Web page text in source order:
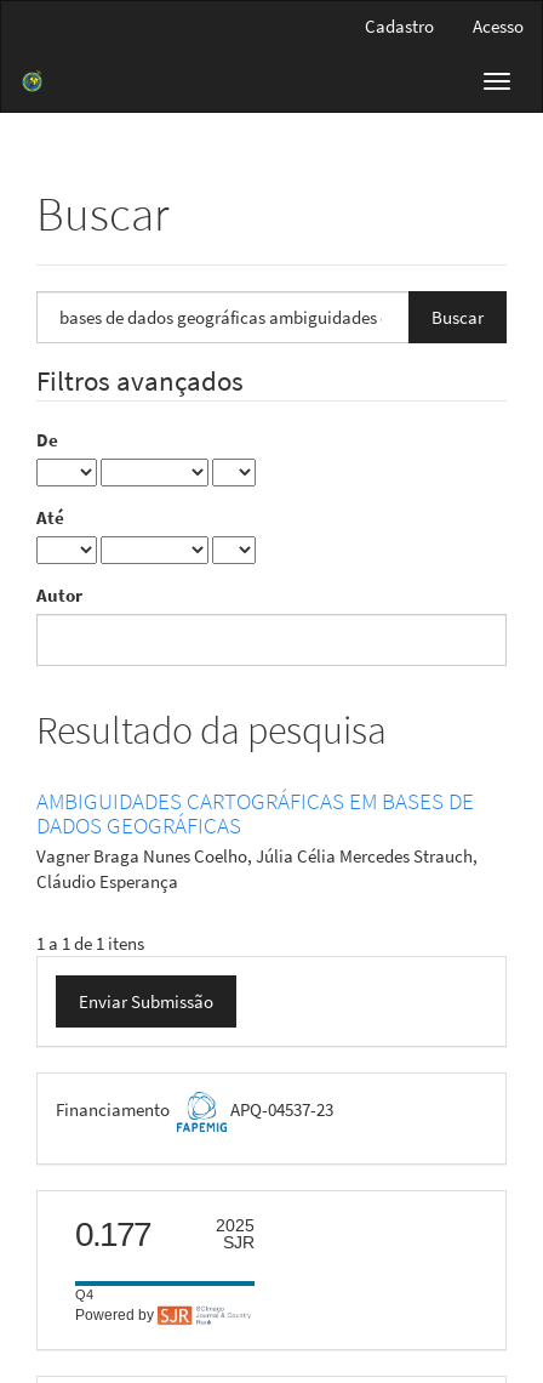
Barra
Cadastro Acesso
Buscar
termo
Filtros avançados
De
Até
Autor
Resultado da pesquisa
AMBIGUIDADES CARTOGRÁFICAS EM BASES DE
DADOS GEOGRÁFICAS
Vagner Braga Nunes Coelho, Júlia Célia Mercedes Strauch,
Cláudio Esperança
1 a 1 de 1 itens
Enviar
Submissão
Enviar Submissão
FAPEMIG
Financiamento APQ-04537-23
scimago
0.177
2025
SJR
Q4
Powered by